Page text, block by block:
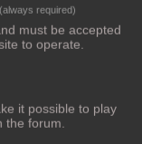
11/23, 21:01
02/23, 21:25
(always required)
must be accepted
to operate.
it possible to play
forum.